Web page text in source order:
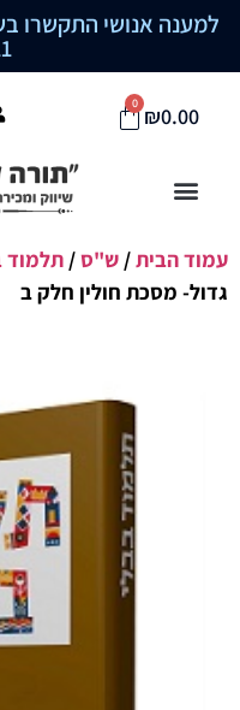
למענה אנושי התקשרו בשעות 09:00-
₪0.00
0
עמוד הבית/ ש"ס/ תלמוד
גדול- מסכת חולין חלק ב